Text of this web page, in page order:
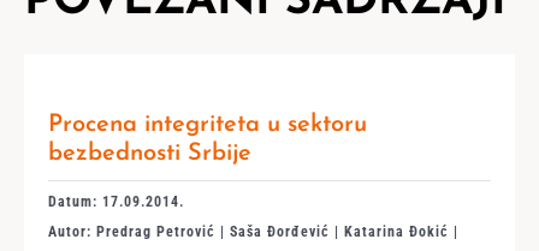
Procena integriteta u sektoru
bezbednosti Srbije
Datum: 17.09.2014.
Autor: Predrag Petrović | Saša Đorđević | Katarina Đokić |